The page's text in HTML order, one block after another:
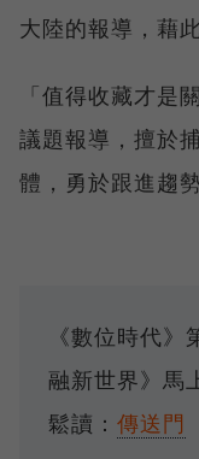
大陸的報導，藉
「值得收藏才是
議題報導，擅於
體，勇於跟進趨
《數位時代
融新世界》馬
鬆讀： 傳送門